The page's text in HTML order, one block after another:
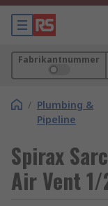
Fabrikantnummer
/ Plumbing &
Pipeline
Spirax
Air Vent